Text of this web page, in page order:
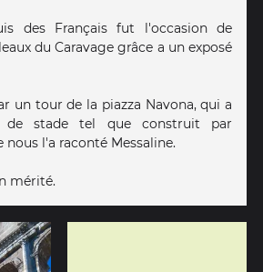
des Français fut l'occasion de
du Caravage grâce a un exposé
un tour de la piazza Navona, qui a
stade tel que construit par
l'a raconté Messaline.
mérité.